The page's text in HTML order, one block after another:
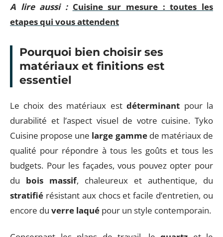
A lire aussi : Cuisine sur mesure : toutes les
etapes qui vous attendent
Pourquoi bien choisir ses
matériaux et finitions est
essentiel
Le choix des matériaux estdéterminant pour la
durabilité et l’aspect visuel de votre cuisine. Tyko
Cuisine propose une large gammede matériaux de
qualité pour répondre à tous les goûts et tous les
budgets. Pour les façades, vous pouvez opter pour
du bois massif, chaleureux et authentique, du
stratifié résistant aux chocs et facile d’entretien, ou
encore du verre laqué pour un style contemporain.